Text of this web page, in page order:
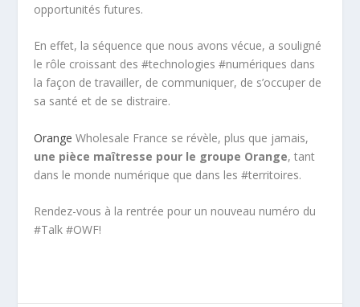
opportunités futures.
En effet, la séquence que nous avons vécue, a souligné
le rôle croissant des #technologies #numériques dans
la façon de travailler, de communiquer, de s’occuper de
sa santé et de se distraire.
Orange Wholesale France se révèle, plus que jamais,
une pièce maîtresse pour le groupe Orange, tant
dans le monde numérique que dans les #territoires.
Rendez-vous à la rentrée pour un nouveau numéro du
#Talk #OWF!